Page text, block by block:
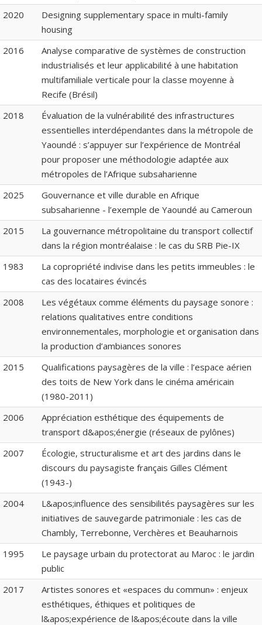
2020
Designing supplementary space in multi-family
housing
2016
Analyse comparative de systèmes de construction
industrialisés et leur applicabilité à une habitation
multifamiliale verticale pour la classe moyenne à
Recife (Brésil)
2018
Évaluation de la vulnérabilité des infrastructures
essentielles interdépendantes dans la métropole de
Yaoundé : s’appuyer sur l’expérience de Montréal
pour proposer une méthodologie adaptée aux
métropoles de l’Afrique subsaharienne
2025
Gouvernance et ville durable en Afrique
subsaharienne - l’exemple de Yaoundé au Cameroun
2015
La gouvernance métropolitaine du transport collectif
dans la région montréalaise : le cas du SRB Pie-IX
1983
La copropriété indivise dans les petits immeubles : le
cas des locataires évincés
2008
Les végétaux comme éléments du paysage sonore :
relations qualitatives entre conditions
environnementales, morphologie et organisation dans
la production d’ambiances sonores
2015
Qualifications paysagères de la ville : l’espace aérien
des toits de New York dans le cinéma américain
(1980-2011)
2006
Appréciation esthétique des équipements de
transport d&apos;énergie (réseaux de pylônes)
2007
Écologie, structuralisme et art des jardins dans le
discours du paysagiste français Gilles Clément
(1943-)
2004
L&apos;influence des sensibilités paysagères sur les
initiatives de sauvegarde patrimoniale : les cas de
Chambly, Terrebonne, Verchères et Beauharnois
1995
Le paysage urbain du protectorat au Maroc : le jardin
public
2017
Artistes sonores et «espaces du commun» : enjeux
esthétiques, éthiques et politiques de
l&apos;expérience de l&apos;écoute dans la ville